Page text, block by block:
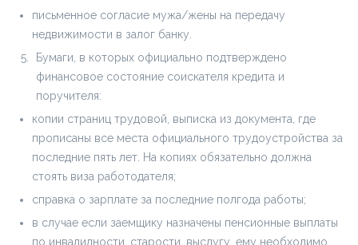
письменное согласие мужа/жены на передачу
недвижимости в залог банку.
Бумаги, в которых официально подтверждено
финансовое состояние соискателя кредита и
поручителя:
копии страниц трудовой, выписка из документа, где
прописаны все места официального трудоустройства за
последние пять лет. На копиях обязательно должна
стоять виза работодателя;
справка о зарплате за последние полгода работы;
в случае если заемщику назначены пенсионные выплаты
по инвалидности, старости, выслугу, ему необходимо